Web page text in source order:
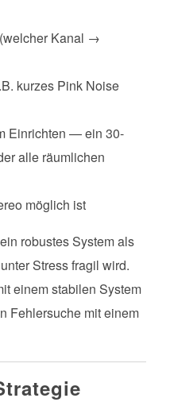
Kanal →
kurzes Pink Noise
Einrichten — ein 30-
alle räumlichen
möglich ist
robustes System als
Stress fragil wird.
einem stabilen System
Fehlersuche mit einem